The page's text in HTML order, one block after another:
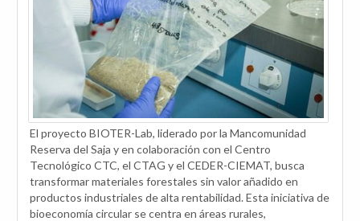
El proyecto BIOTER-Lab, liderado por la Mancomunidad
Reserva del Saja y en colaboración con el Centro
Tecnológico CTC, el CTAG y el CEDER-CIEMAT, busca
transformar materiales forestales sin valor añadido en
productos industriales de alta rentabilidad. Esta iniciativa de
bioeconomía circular se centra en áreas rurales,